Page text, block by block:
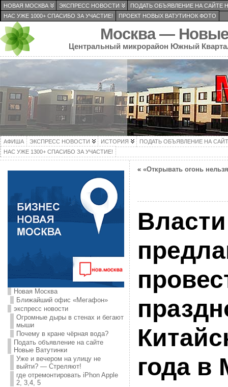
НОВАЯ МОСКВА ЭКСПРЕСС НОВОСТИ
ПОДАТЬ ОБЪЯВЛЕНИЕ НА САЙТЕ
НАС УЖЕ 1000+ СПАСИБО ЗА УЧАСТИЕ!
ПРОЕКТ НОВЫХ ВАТУТИНОК ФОТО
Москва — Новые
Центральный микрорайон Южный
АФИША ЭКСПРЕСС НОВОСТИ ИСТОРИЯ
ПОДАТЬ ОБЪЯВЛЕНИЕ НА
НАС УЖЕ 1300+ СПАСИБО ЗА УЧАСТИЕ!
Новая Москва
Ближайший офис «Мегафон»
экспресс новости
Огромные дыры в стенах и бегают
мыши
Почему в кране чёрная вода?
Подать объявление на сайте
Новые Ватутинки
Уже и вечером на улицу не
выйти? — Стреляют!
где отремонтировать iPhon Apple
2, 3,4, 5
« «Открывать огонь
года в